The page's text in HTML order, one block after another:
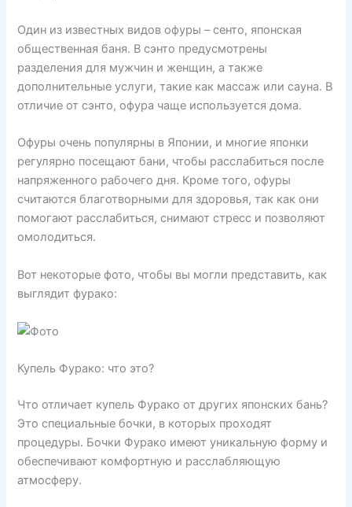
Один из известных видов офуры – сенто, японская
общественная баня. В сэнто предусмотрены
разделения для мужчин и женщин, а также
дополнительные услуги, такие как массаж или сауна. В
отличие от сэнто, офура чаще используется дома.
Офуры очень популярны в Японии, и многие японки
регулярно посещают бани, чтобы расслабиться после
напряженного рабочего дня. Кроме того, офуры
считаются благотворными для здоровья, так как они
помогают расслабиться, снимают стресс и позволяют
омолодиться.
Вот некоторые фото, чтобы вы могли представить, как
выглядит фурако:
Купель Фурако: что это?
Что отличает купель Фурако от других японских бань?
Это специальные бочки, в которых проходят
процедуры. Бочки Фурако имеют уникальную форму и
обеспечивают комфортную и расслабляющую
атмосферу.